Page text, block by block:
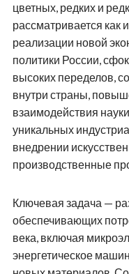
цветных, редких и
рассматривается как
реализации новой
политики России,
высоких переделов,
внутри страны,
взаимодействия
уникальных
внедрении
производственные
Ключевая задача —
обеспечивающих
века, включая
энергетическое